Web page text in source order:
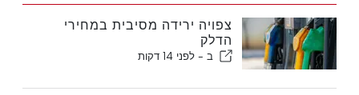
צפויה ירידה מסיבית במחירי
הדלק
ב - לפני 14 דקות